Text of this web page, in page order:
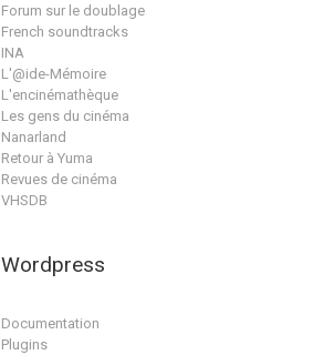
Forum sur le doublage
French soundtracks
INA
L'@ide-Mémoire
L'encinémathèque
Les gens du cinéma
Nanarland
Retour à Yuma
Revues de cinéma
VHSDB
Wordpress
Documentation
Plugins